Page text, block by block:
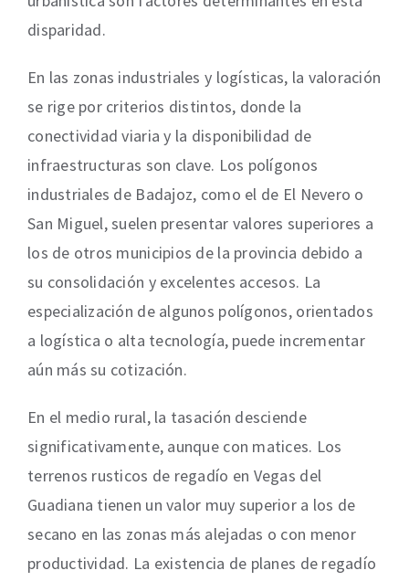
disparidad.
En las zonas industriales y logísticas, la valoración
se rige por criterios distintos, donde la
conectividad viaria y la disponibilidad de
infraestructuras son clave. Los polígonos
industriales de Badajoz, como el de El Nevero o
San Miguel, suelen presentar valores superiores a
los de otros municipios de la provincia debido a
su consolidación y excelentes accesos. La
especialización de algunos polígonos, orientados
a logística o alta tecnología, puede incrementar
aún más su cotización.
En el medio rural, la tasación desciende
significativamente, aunque con matices. Los
terrenos rusticos de regadío en Vegas del
Guadiana tienen un valor muy superior a los de
secano en las zonas más alejadas o con menor
productividad. La existencia de planes de regadío